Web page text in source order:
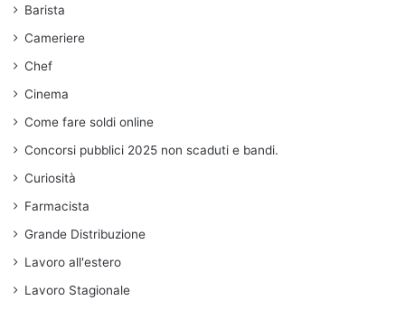
Barista
Cameriere
Chef
Cinema
Come fare soldi online
Concorsi pubblici 2025 non scaduti e bandi.
Curiosità
Farmacista
Grande Distribuzione
Lavoro all'estero
Lavoro Stagionale